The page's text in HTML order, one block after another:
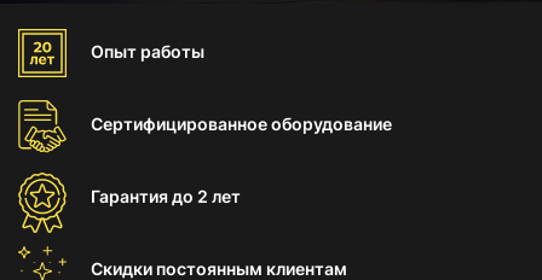
Опыт работы
Сертифицированноеоборудование
Гарантиядо 2 лет
Скидки постоянным клиентам